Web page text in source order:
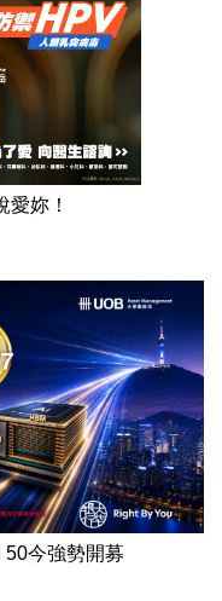
妳！
今強勢開募